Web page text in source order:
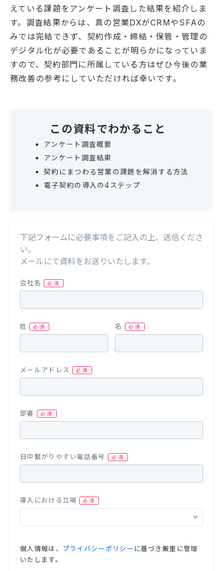
えている課題をアンケート調査した結果を紹介しま
す。調査結果からは、真の営業DXがCRMやSFAの
みでは完結できず、契約作成・締結・保管・管理の
デジタル化が必要であることが明らかになっていま
すので、契約部門に所属している方はぜひ今後の業
務改善の参考にしていただければ幸いです。
この資料でわかること
アンケート調査概要
アンケート調査結果
契約にまつわる営業の課題を解消する方法
電子契約の導入の4ステップ
下記フォームに必要事項をご記入の上、送信くださ
い。
メールにて資料をお送りいたします。
会社名
姓 名
メールアドレス
部署
日中繋がりやすい電話番号
導入における立場
個人情報は、 プライバシーポリシー に基づき厳重に管理
いたします。